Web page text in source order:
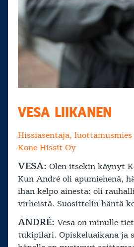
VESA LIIKANEN
Hissiasentaja, luottamusmies
Kone Hissit Oy
VESA: Olen itsekin käynyt
Kun André oli apumiehenä,
ihan kelpo ainesta: oli
virheistä. Suosittelin häntä
ANDRÉ: Vesa on minulle
tukipilari. Opiskeluaikana ja